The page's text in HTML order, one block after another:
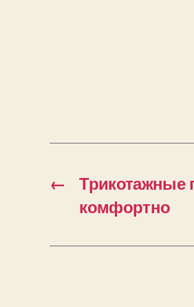
←
Трикотажные
комфортно